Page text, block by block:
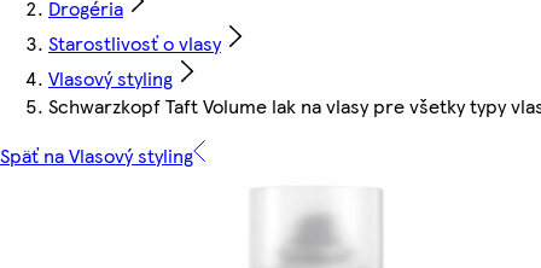
Drogéria
Starostlivosť o vlasy
Vlasový styling
Schwarzkopf Taft Volume lak na vlasy pre všetky typy
Späť na Vlasový styling